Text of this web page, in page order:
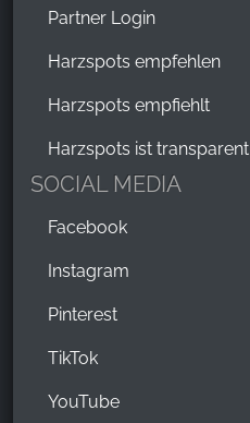
Partner Login
Harzspots empfehlen
Harzspots empfiehlt
Harzspots ist transparent
SOCIAL MEDIA
Facebook
Instagram
Pinterest
TikTok
YouTube